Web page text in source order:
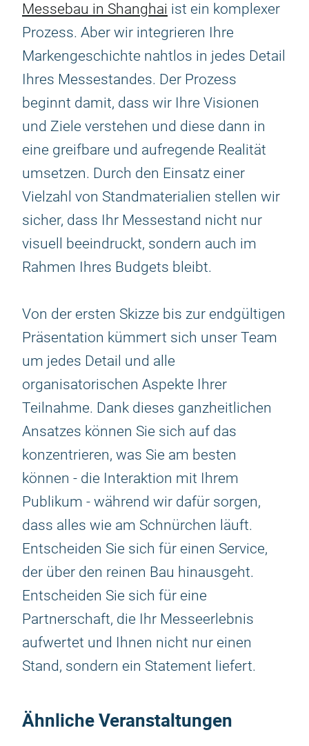
Messebau in Shanghai ist ein komplexer
Prozess. Aber wir integrieren Ihre
Markengeschichte nahtlos in jedes Detail
Ihres Messestandes. Der Prozess
beginnt damit, dass wir Ihre Visionen
und Ziele verstehen und diese dann in
eine greifbare und aufregende Realität
umsetzen. Durch den Einsatz einer
Vielzahl von Standmaterialien stellen wir
sicher, dass Ihr Messestand nicht nur
visuell beeindruckt, sondern auch im
Rahmen Ihres Budgets bleibt.
Von der ersten Skizze bis zur endgültigen
Präsentation kümmert sich unser Team
um jedes Detail und alle
organisatorischen Aspekte Ihrer
Teilnahme. Dank dieses ganzheitlichen
Ansatzes können Sie sich auf das
konzentrieren, was Sie am besten
können - die Interaktion mit Ihrem
Publikum - während wir dafür sorgen,
dass alles wie am Schnürchen läuft.
Entscheiden Sie sich für einen Service,
der über den reinen Bau hinausgeht.
Entscheiden Sie sich für eine
Partnerschaft, die Ihr Messeerlebnis
aufwertet und Ihnen nicht nur einen
Stand, sondern ein Statement liefert.
Ähnliche Veranstaltungen